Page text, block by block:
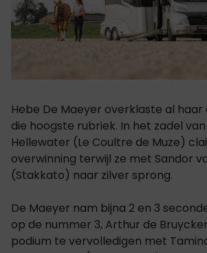
Hebe De Maeyer overklaste al
die hoogste rubriek. In het zadel
Hellewater (Le Coultre de Muze)
overwinning terwijl ze met Sandor
(Stakkato) naar zilver sprong.
De Maeyer nam bijna 2 en 3
op de nummer 3, Arthur de
podium te vervolledigen met